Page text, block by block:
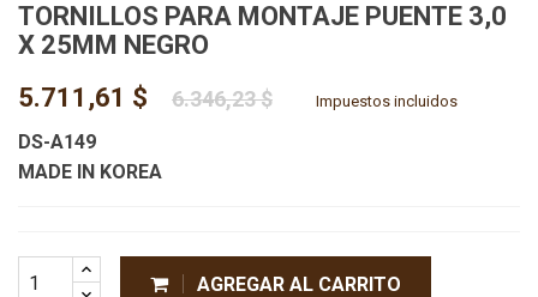
TORNILLOS PARA MONTAJE PUENTE 3,0
X 25MM NEGRO
5.711,61 $
6.346,23 $ Impuestos incluidos
DS-A149
MADE IN KOREA
AGREGAR AL CARRITO